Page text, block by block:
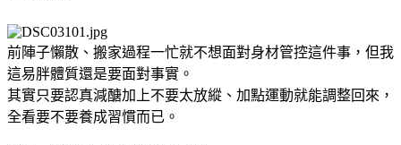
前陣子懶散、搬家過程一忙就不想面對身材管控這件事，但我
這易胖體質還是要面對事實。
其實只要認真減醣加上不要太放縱、加點運動就能調整回來，
全看要不要養成習慣而已。